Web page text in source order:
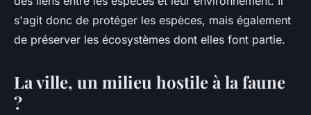
s'agit donc de protéger les espèces, mais également
de préserver les écosystèmes dont elles font partie.
La ville, un milieu hostile à la faune
?